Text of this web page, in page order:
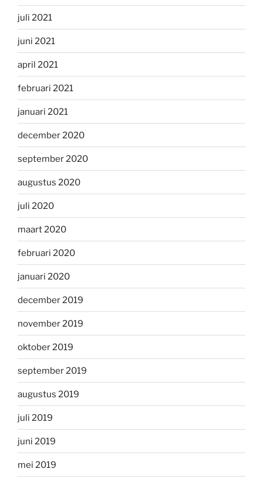
juli 2021
juni 2021
april 2021
februari 2021
januari 2021
december 2020
september 2020
augustus 2020
juli 2020
maart 2020
februari 2020
januari 2020
december 2019
november 2019
oktober 2019
september 2019
augustus 2019
juli 2019
juni 2019
mei 2019